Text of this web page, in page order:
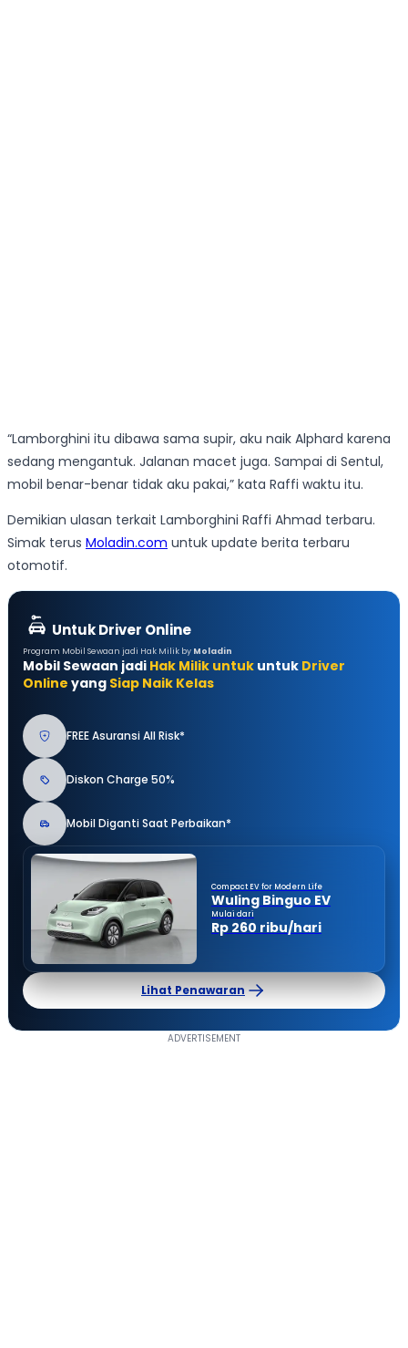
“Lamborghini itu dibawa sama supir, aku naik Alphard karena
sedang mengantuk. Jalanan macet juga. Sampai di Sentul,
mobil benar-benar tidak aku pakai,” kata Raffi waktu itu.
Demikian ulasan terkait Lamborghini Raffi Ahmad terbaru.
Simak terus Moladin.com untuk update berita terbaru
otomotif.
Untuk Driver Online
Program Mobil Sewaan jadi Hak Milik by Moladin
Mobil Sewaan jadi Hak Milik untuk untuk Driver
Online yang Siap Naik Kelas
FREE Asuransi All Risk*
Diskon Charge 50%
Mobil Diganti Saat Perbaikan*
Compact EV for Modern Life
Wuling Binguo EV
Mulai dari
Rp 260 ribu/hari
Lihat Penawaran